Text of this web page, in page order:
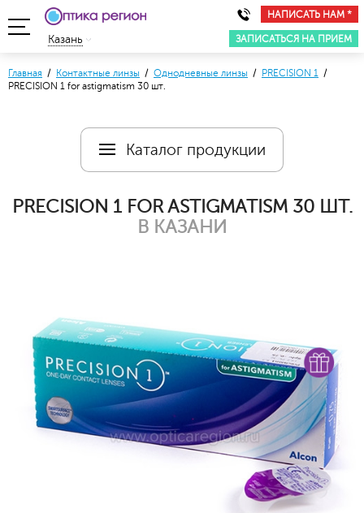
НАПИСАТЬ НАМ *
ЗАПИСАТЬСЯ НА ПРИЕМ
Казань
Главная / Контактные линзы / Однодневные линзы / PRECISION 1 /
PRECISION 1 for astigmatism 30 шт.
Каталог продукции
PRECISION 1 FOR ASTIGMATISM 30 ШТ.
В КАЗАНИ